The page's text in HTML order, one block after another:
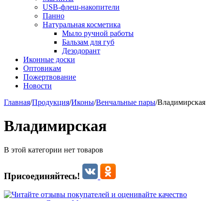
USB-флеш-накопители
Панно
Натуральная косметика
Мыло ручной работы
Бальзам для губ
Дезодорант
Иконные доски
Оптовикам
Пожертвование
Новости
Главная/Продукция/Иконы/Венчальные пары/Владимирская
Владимирская
В этой категории нет товаров
Присоединяйтесь!